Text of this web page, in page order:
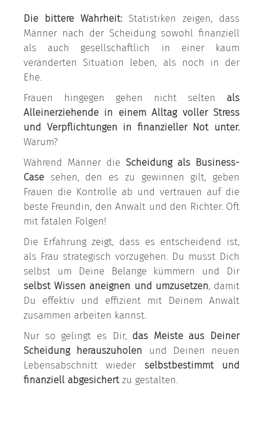
Die bittere Wahrheit: Statistiken zeigen, dass
Männer nach der Scheidung sowohl finanziell
als auch gesellschaftlich in einer kaum
veränderten Situation leben, als noch in der
Ehe.
Frauen hingegen gehen nicht selten als
Alleinerziehende in einem Alltag voller Stress
und Verpflichtungen in finanzieller Not unter.
Warum?
Während Männer die Scheidung als Business-
Case sehen, den es zu gewinnen gilt, geben
Frauen die Kontrolle ab und vertrauen auf die
beste Freundin, den Anwalt und den Richter. Oft
mit fatalen Folgen!
Die Erfahrung zeigt, dass es entscheidend ist,
als Frau strategisch vorzugehen. Du musst Dich
selbst um Deine Belange kümmern und Dir
selbst Wissen aneignen und umzusetzen, damit
Du effektiv und effizient mit Deinem Anwalt
zusammen arbeiten kannst.
Nur so gelingt es Dir, das Meiste aus Deiner
Scheidung herauszuholen und Deinen neuen
Lebensabschnitt wieder selbstbestimmt und
finanziell abgesichertzu gestalten.